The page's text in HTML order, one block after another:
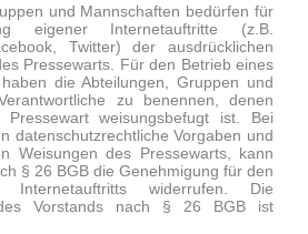
und Mannschaften bedürfen für
eigener Internetauftritte (z.B.
Twitter) der ausdrücklichen
Pressewarts. Für den Betrieb eines
die Abteilungen, Gruppen und
zu benennen, denen
weisungsbefugt ist. Bei
datenschutzrechtliche Vorgaben und
Weisungen des Pressewarts, kann
§ 26 BGB die Genehmigung für den
Internetauftritts widerrufen. Die
Vorstands nach
§
26 BGB ist